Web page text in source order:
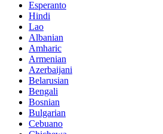
Esperanto
Hindi
Lao
Albanian
Amharic
Armenian
Azerbaijani
Belarusian
Bengali
Bosnian
Bulgarian
Cebuano